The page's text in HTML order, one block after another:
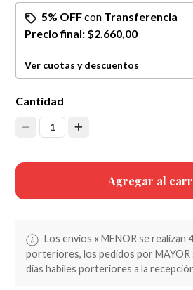
5% OFFcon Transferencia
Precio final: $2.660,00
Ver cuotas y descuentos
Cantidad
1
Agregar al
Los envios x MENOR se realizan
porteriores, los pedidos por MAYOR
dias habiles porteriores a la